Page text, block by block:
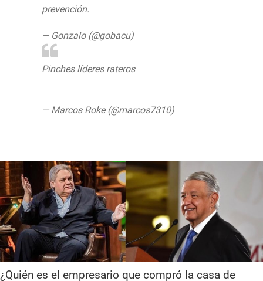
prevención.
— Gonzalo (@gobacu)
Pinches líderes rateros
— Marcos Roke (@marcos7310)
¿Quién es el empresario que compró la casa de